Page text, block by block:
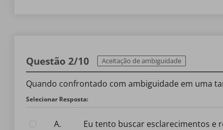
Questão 2/10 Aceitação de ambiguidade
Quando confrontado com ambiguidade em uma
Selecionar Resposta:
A.
Eu tento buscar esclarecimentos